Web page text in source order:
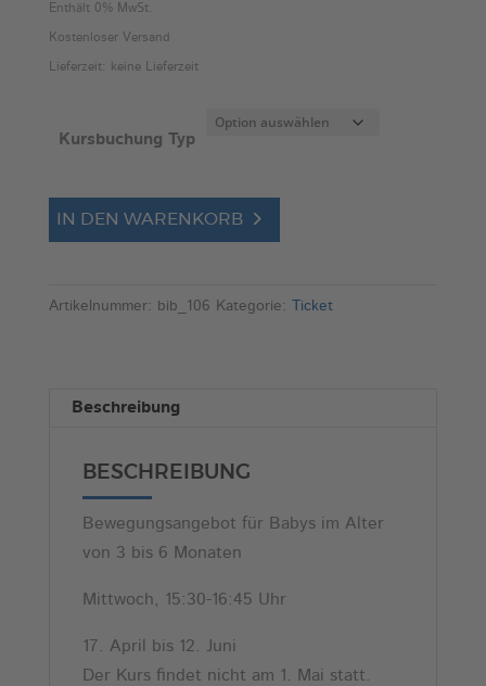
Enthält 0% MwSt.
Kostenloser Versand
Lieferzeit: keine Lieferzeit
Kursbuchung Typ
Kurs:
Babys
Bewegung
Uhr)
IN DEN WARENKORB
l
e
:
Artikelnummer: bib_106 Kategorie: Ticket
Beschreibung
BESCHREIBUNG
Bewegungsangebot für Babys im Alter
von 3 bis 6 Monaten
Mittwoch, 15:30-16:45 Uhr
17. April bis 12. Juni
Der Kurs findet nicht am 1. Mai statt.